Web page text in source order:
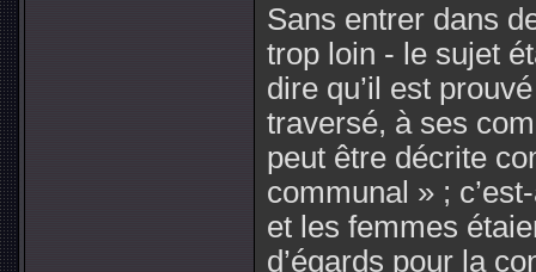
Sans entrer dans
trop loin - le sujet
dire qu’il est
traversé, à ses
peut être décrite
communal » ;
et les femmes
d’égards pour la